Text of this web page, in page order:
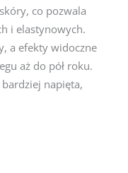
co pozwala
i elastynowych.
a efekty widoczne
aż do pół roku.
napięta,